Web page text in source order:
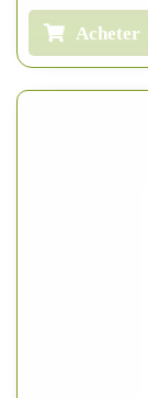
Acheter